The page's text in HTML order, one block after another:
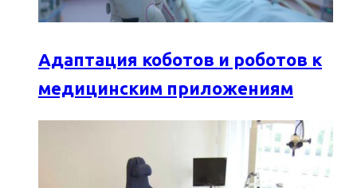
Адаптация коботов и роботов к
медицинским приложениям